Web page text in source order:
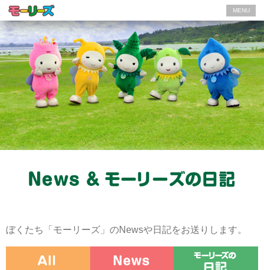
MENU
ぼくたち「モーリーズ」のNewsや日記をお送りします。